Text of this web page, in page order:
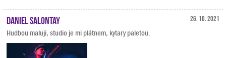
26. 10. 2021
Daniel Salontay
Hudbou maluji, studio je mi plátnem, kytary paletou.